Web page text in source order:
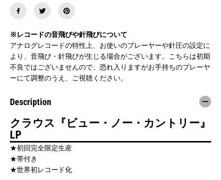
『
V
e
w
N
o
C
o
t
y
』
L
P
『
V
e
w
N
o
C
o
L
P
※レコードの音飛びや針飛びについて
アナログレコードの特性上、お使いのプレーヤーや針圧の設定に
より、音飛び・針飛びが生じる場合がございます。こちらは初期
不良ではございませんので、恐れ入りますがお手持ちのプレーヤ
ーにて調整のうえ、ご視聴ください。
Description
クラウス『ビュー・ノー・カントリー』
LP
★初回完全限定生産
★帯付き
★世界初レコード化